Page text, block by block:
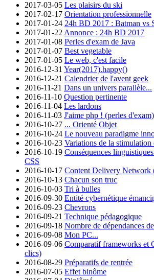
2017-03-05 Les plaisirs du ski
2017-02-17 Orientation professionnelle
2017-01-24 24h BD 2017 : Batman vs
2017-01-22 Annonce : 24h BD 2017
2017-01-08 Perles d'exam de Java
2017-01-07 Best vegetable
2017-01-05 Le web, c'est facile
2016-12-31 Year(2017).happy()
2016-12-21 Calendrier de l'avent geek
2016-11-21 Dans un univers parallèle...
2016-11-10 Question pertinente
2016-11-04 Les lardons
2016-11-03 J'aime php ! (perles d'exam)
2016-10-27 ... Orienté Objet
2016-10-24 Le nouveau paradigme
2016-10-23 Variations de la
2016-10-19 Conséquences
CSS
2016-10-17 Content Delivery Network
2016-10-13 Chacun son truc
2016-10-03 Tri à bulles
2016-09-30 Entité cybernétique
2016-09-23 Chevrons
2016-09-21 Technique pédagogique
2016-09-18 Nombre de dépendances
2016-09-08 Mon PC...
2016-09-06 Comparatif frameworks et
clics)
2016-08-29 Préparatifs de rentrée
2016-07-05 Effet binôme